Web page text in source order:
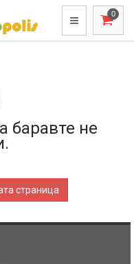
баравте не
страница